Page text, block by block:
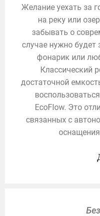
Желание уехать за
на реку или
забывать о
случае нужно будет
фонарик или
Классический
достаточной
EcoFlow. Это
связанных с